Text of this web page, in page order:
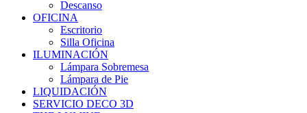
Descanso
OFICINA
Escritorio
Silla Oficina
ILUMINACIÓN
Lámpara Sobremesa
Lámpara de Pie
LIQUIDACIÓN
SERVICIO DECO 3D